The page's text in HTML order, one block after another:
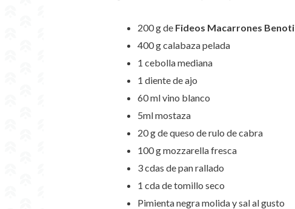
200 g de Fideos Macarrones Benoti
400 g calabaza pelada
1 cebolla mediana
1 diente de ajo
60 ml vino blanco
5ml mostaza
20 g de queso de rulo de cabra
100 g mozzarella fresca
3 cdas de pan rallado
1 cda de tomillo seco
Pimienta negra molida y sal al gusto